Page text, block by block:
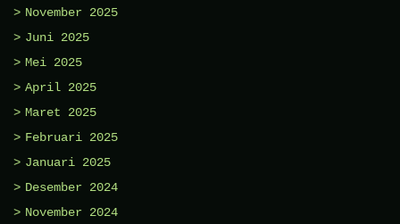
November 2025
Juni 2025
Mei 2025
April 2025
Maret 2025
Februari 2025
Januari 2025
Desember 2024
November 2024